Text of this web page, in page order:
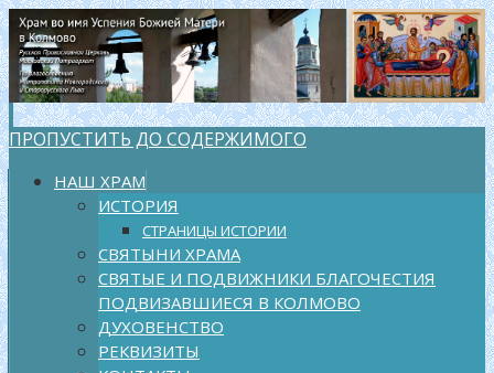
ПРОПУСТИТЬ ДО СОДЕРЖИМОГО
НАШ ХРАМ
ИСТОРИЯ
СТРАНИЦЫ ИСТОРИИ
СВЯТЫНИ ХРАМА
СВЯТЫЕ И ПОДВИЖНИКИ БЛАГОЧЕСТИЯ
ПОДВИЗАВШИЕСЯ В КОЛМОВО
ДУХОВЕНСТВО
РЕКВИЗИТЫ